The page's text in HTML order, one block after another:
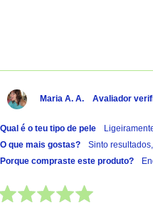
Maria A. A. Avaliador
Qual é o teu tipo de pele
O que mais gostas?
Sinto resultados,
Porque compraste este produto?